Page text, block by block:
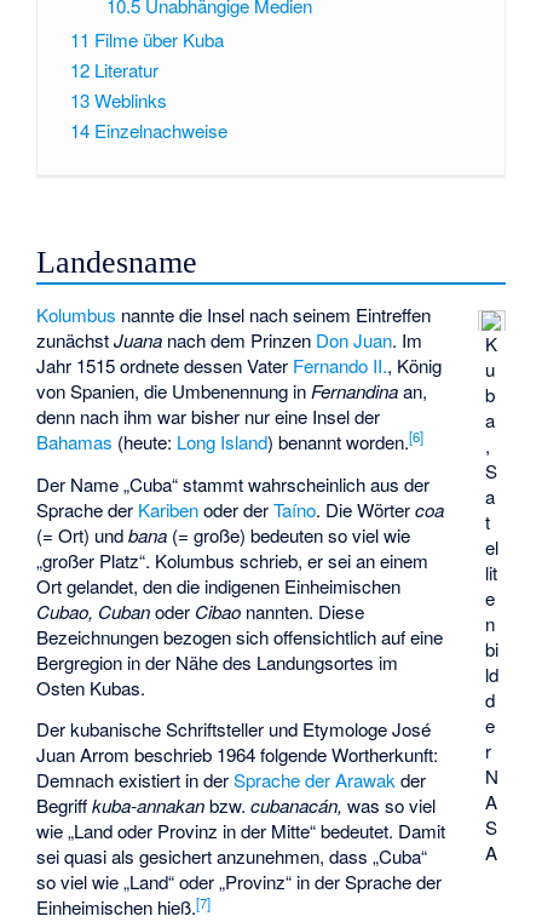
10.5 Unabhängige Medien
11 Filme über Kuba
12 Literatur
13Weblinks
14 Einzelnachweise
Landesname
K
u
b
a
,
S
a
t
el
lit
e
n
bi
ld
d
e
r
N
A
S
A
Kolumbus nannte die Insel nach seinem Eintreffen
zunächstJuana nach dem Prinzen Don Juan. Im
Jahr 1515 ordnete dessen Vater Fernando II., König
von Spanien, die Umbenennung in Fernandinaan,
denn nach ihm war bisher nur eine Insel der
Bahamas (heute: Long Island) benannt worden.[6]
Der Name „Cuba“ stammt wahrscheinlich aus der
Sprache der Karibenoder derTaíno. Die Wörtercoa
(= Ort) undbana (= große) bedeuten so viel wie
„großer Platz“. Kolumbus schrieb, er sei an einem
Ort gelandet, den die indigenen Einheimischen
Cubao, Cubanoder Cibao nannten. Diese
Bezeichnungen bezogen sich offensichtlich auf eine
Bergregion in der Nähe des Landungsortes im
Osten Kubas.
Der kubanische Schriftsteller und EtymologeJosé
Juan Arrom beschrieb 1964 folgende Wortherkunft:
Demnach existiert in derSprache der Arawakder
Begriffkuba-annakanbzw.cubanacán, was so viel
wie „Land oder Provinz in der Mitte“ bedeutet. Damit
sei quasi als gesichert anzunehmen, dass „Cuba“
so viel wie „Land“ oder „Provinz“ in der Sprache der
Einheimischen hieß.[7]